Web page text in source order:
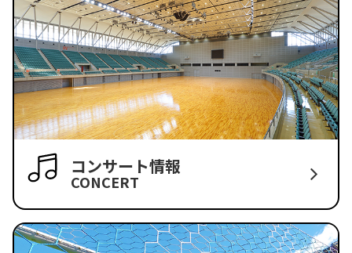
コンサート情報
CONCERT